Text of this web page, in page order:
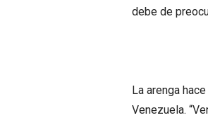
debe de
La arenga
Venezuela.